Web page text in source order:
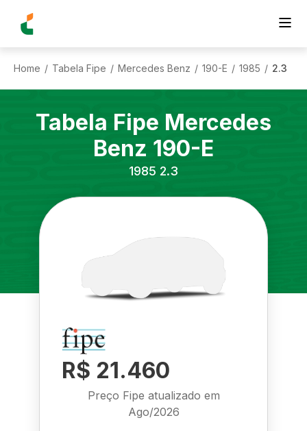
Home / Tabela Fipe / Mercedes Benz / 190-E / 1985 / 2.3
Tabela Fipe Mercedes
Benz 190-E
1985 2.3
R$ 21.460
Preço Fipe atualizado em
Ago/2026